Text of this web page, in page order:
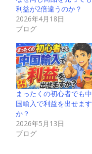
利益が2倍違うのか？
2026年4月18日
ブログ
まったくの初心者でも中
国輸入で利益を出せます
か？
2026年5月13日
ブログ